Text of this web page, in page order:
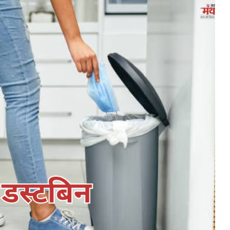
सरकार
भेदभाव
शिवसेना
UBT
बड़ा
भूचाल,
छोड़ा
इस
पार्टी
में
शामिल!
जून 17, 2026
शिवसेना UBT में बड़ा भूचाल, 6 सांसदों ने
छोड़ा साथ, इस पार्टी में हुए शामिल!